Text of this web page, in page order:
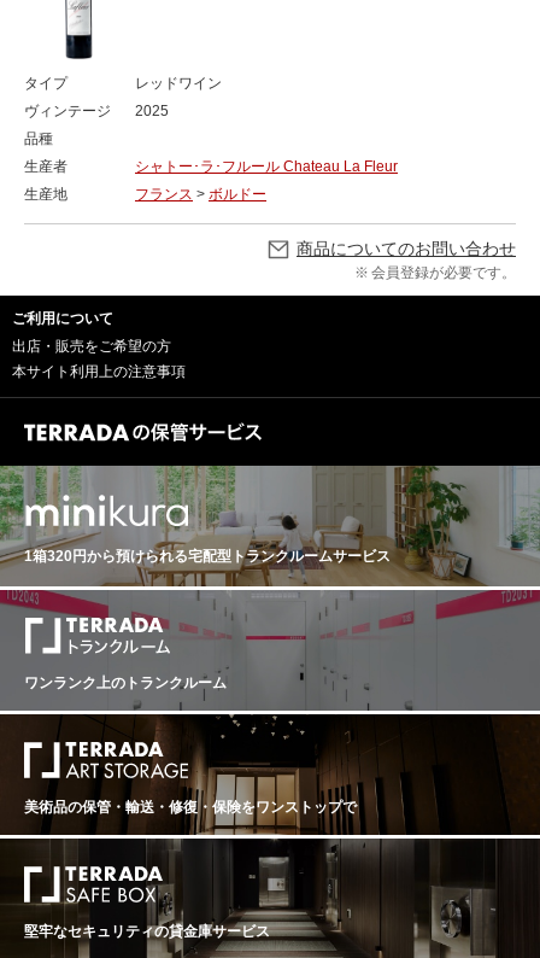
タイプ
レッドワイン
ヴィンテージ
2025
品種
生産者
シャトー･ラ･フルール Chateau La Fleur
生産地
フランス > ボルドー
商品についてのお問い合わせ
会員登録が必要です。
ご利用について
出店・販売をご希望の方
本サイト利用上の注意事項
1箱320円から預けられる宅配型トランクルームサービス
ワンランク上のトランクルーム
美術品の保管・輸送・修復・保険をワンストップで
堅牢なセキュリティの貸金庫サービス